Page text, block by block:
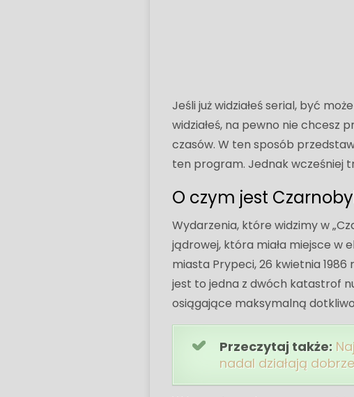
Jeśli już widziałeś serial, być
widziałeś, na pewno nie chcesz
czasów. W ten sposób
ten program. Jednak wcześniej
O czym jest
Wydarzenia, które widzimy w
jądrowej, która miała miejsce w
miasta Prypeci, 26 kwietnia
jest to jedna z dwóch katastrof
osiągające maksymalną
Przeczytaj także:
nadal działają dobrze